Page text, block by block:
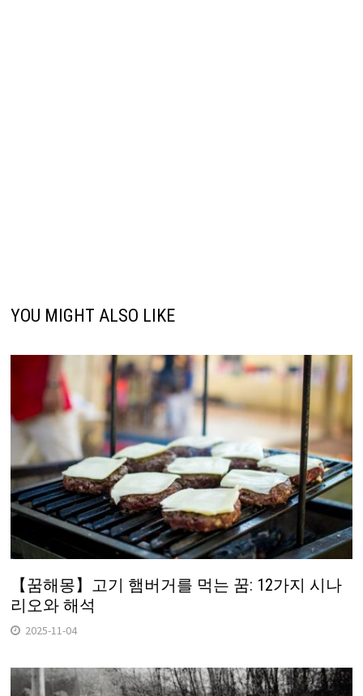
YOU MIGHT ALSO LIKE
【꿈해몽】고기 햄버거를 먹는 꿈: 12가지 시나
리오와 해석
2025-11-04